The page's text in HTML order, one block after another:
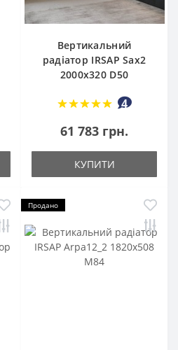
Вертикальний
радіатор IRSAP Sax2
2000x320 D50
4
61 783 грн.
КУПИТИ
Продано